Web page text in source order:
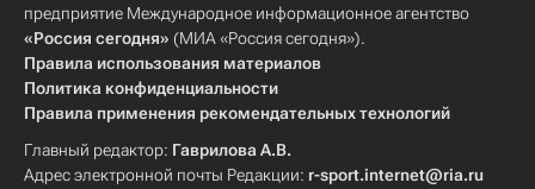
предприятие Международное информационное агентство
«Россия сегодня» (МИА «Россия сегодня»).
Правила использования материалов
Политика конфиденциальности
Правила применения рекомендательных технологий
Главный редактор: Гаврилова А.В.
Адрес электронной почты Редакции: r-sport.internet@ria.ru